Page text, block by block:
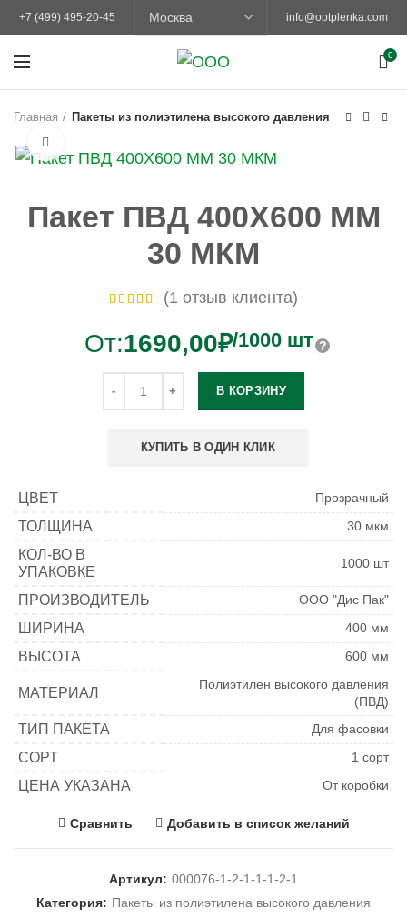
+7 (499) 495-20-45 info@optplenka.com
0
Главная
Пакеты из полиэтилена высокого давления
Пакет ПВД 400Х600 ММ
30 МКМ
(1 отзыв клиента)
От:1690,00₽/1000 шт
В КОРЗИНУ
КУПИТЬ В ОДИН КЛИК
ЦВЕТ Прозрачный
ТОЛЩИНА 30 мкм
КОЛ-ВО В
УПАКОВКЕ
1000 шт
ПРОИЗВОДИТЕЛЬ ООО "Дис Пак"
ШИРИНА 400 мм
ВЫСОТА 600 мм
МАТЕРИАЛ
Полиэтилен высокого давления
(ПВД)
ТИП ПАКЕТА Для фасовки
СОРТ 1 сорт
ЦЕНА УКАЗАНА От коробки
Сравнить Добавить в список желаний
Артикул: 000076-1-2-1-1-1-2-1
Категория: Пакеты из полиэтилена высокого давления